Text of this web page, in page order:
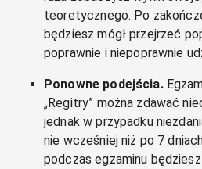
teoretycznego. Po
będziesz mógł przejrzeć
poprawnie i niepoprawnie
Ponowne podejścia.
„Regitry” można zdawać
jednak w przypadku
nie wcześniej niż po 7
podczas egzaminu